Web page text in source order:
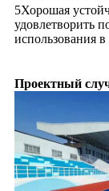
5Хорошая
удовлетворить
использования
Проектный